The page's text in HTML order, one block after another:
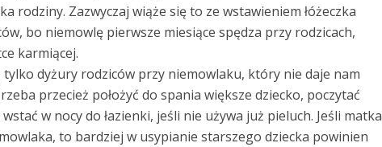
rodziny. Zazwyczaj wiąże się to ze wstawieniem łóżeczka
bo niemowlę pierwsze miesiące spędza przy rodzicach,
karmiącej.
tylko dyżury rodziców przy niemowlaku, który nie daje nam
przecież położyć do spania większe dziecko, poczytać
w nocy do łazienki, jeśli nie używa już pieluch. Jeśli matka
to bardziej w usypianie starszego dziecka powinien